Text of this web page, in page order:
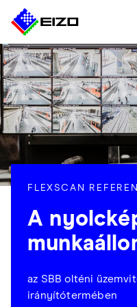
FLEXSCAN
A
az SBB olténi
irányítótermében